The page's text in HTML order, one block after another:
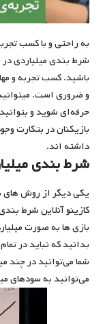
به راحتی و با کسب
شرط بندی میلیاردی
باشید. کسب تجربه و
و ضروری است.
حرفه‌ای شوید و بتوانید
بازیکنان در بتکارت
داشته اند.
شرط بندی
یکی دیگر از روش های
کازینو آنلاین شرط
بازی ها به صورت
بدانید که نباید در
شما می‌توانید در چند
می‌توانید به سودهای